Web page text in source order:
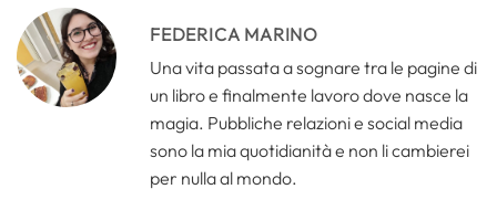
FEDERICA MARINO
Una vita passata a sognare tra le pagine di
un libro e finalmente lavoro dove nasce la
magia. Pubbliche relazioni e social media
sono la mia quotidianità e non li cambierei
per nulla al mondo.